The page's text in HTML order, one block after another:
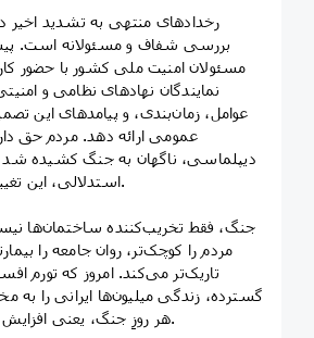
بررسی شفاف و مسئولانه است.
مسئولان امنیت ملی کشور با حضور
نمایندگان نهادهای نظامی و
عوامل، زمان‌بندی، و پیامدهای این
عمومی ارائه دهد. مردم حق
دیپلماسی، ناگهان به جنگ کشیده
استدلالی، این تغییر مسیر را رقم زدند.
مردم را کوچک‌تر، روان جامعه را
تاریک‌تر می‌کند. امروز که تورم
گسترده، زندگی میلیون‌ها ایرانی را به
هر روزِ جنگ، یعنی افزایش جمعیت زیر خط فقر.